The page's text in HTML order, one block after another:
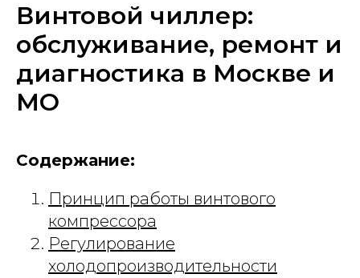
Винтовой чиллер:
обслуживание, ремонт и
диагностика в Москве и
МО
Содержание:
Принцип работы винтового
компрессора
Регулирование
холодопроизводительности